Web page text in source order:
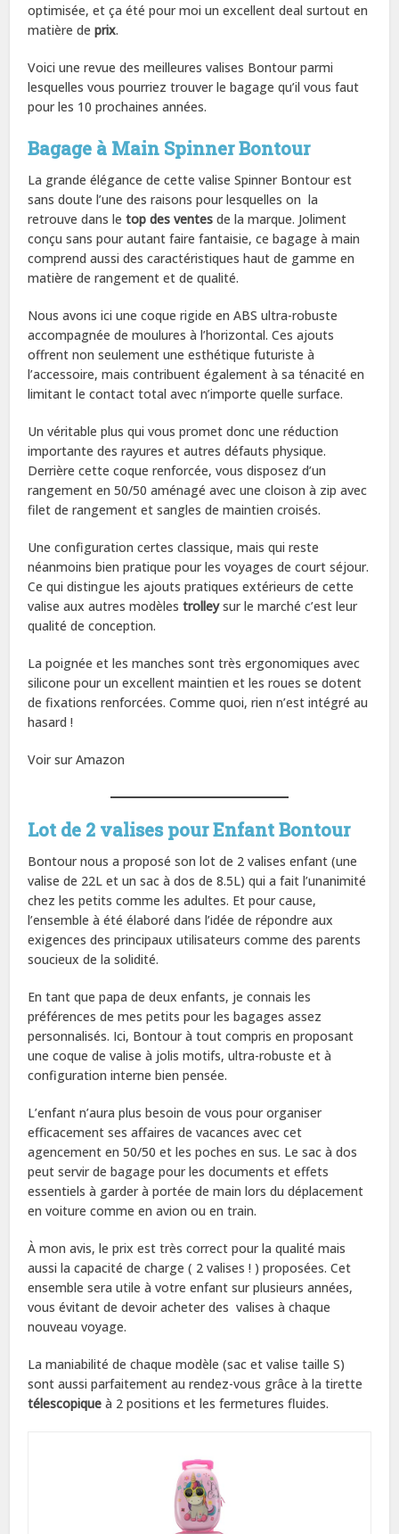
optimisée, et ça été pour moi un excellent deal surtout en
matière deprix.
Voici une revue des meilleures valises Bontour parmi
lesquelles vous pourriez trouver le bagage qu’il vous faut
pour les 10 prochaines années.
Bagage à Main Spinner Bontour
La grande élégance de cette valise Spinner Bontour est
sans doute l’une des raisons pour lesquelles on la
retrouve dans le top des ventes de la marque. Joliment
conçu sans pour autant faire fantaisie, ce bagage à main
comprend aussi des caractéristiques haut de gamme en
matière de rangement et de qualité.
Nous avons ici une coque rigide en ABS ultra-robuste
accompagnée de moulures à l’horizontal. Ces ajouts
offrent non seulement une esthétique futuriste à
l’accessoire, mais contribuent également à sa ténacité en
limitant le contact total avec n’importe quelle surface.
Un véritable plus qui vous promet donc une réduction
importante des rayures et autres défauts physique.
Derrière cette coque renforcée, vous disposez d’un
rangement en 50/50 aménagé avec une cloison à zip avec
filet de rangement et sangles de maintien croisés.
Une configuration certes classique, mais qui reste
néanmoins bien pratique pour les voyages de court séjour.
Ce qui distingue les ajouts pratiques extérieurs de cette
valise aux autres modèlestrolleysur le marché c’est leur
qualité de conception.
La poignée et les manches sont très ergonomiques avec
silicone pour un excellent maintien et les roues se dotent
de fixations renforcées. Comme quoi, rien n’est intégré au
hasard !
Voir sur Amazon
Lot de 2 valises pour Enfant Bontour
Bontour nous a proposé son lot de 2 valises enfant (une
valise de 22L et un sac à dos de 8.5L) qui a fait l’unanimité
chez les petits comme les adultes. Et pour cause,
l’ensemble à été élaboré dans l’idée de répondre aux
exigences des principaux utilisateurs comme des parents
soucieux de la solidité.
En tant que papa de deux enfants, je connais les
préférences de mes petits pour les bagages assez
personnalisés. Ici, Bontour à tout compris en proposant
une coque de valise à jolis motifs, ultra-robuste et à
configuration interne bien pensée.
L’enfant n’aura plus besoin de vous pour organiser
efficacement ses affaires de vacances avec cet
agencement en 50/50 et les poches en sus. Le sac à dos
peut servir de bagage pour les documents et effets
essentiels à garder à portée de main lors du déplacement
en voiture comme en avion ou en train.
À mon avis, le prix est très correct pour la qualité mais
aussi la capacité de charge ( 2 valises ! ) proposées. Cet
ensemble sera utile à votre enfant sur plusieurs années,
vous évitant de devoir acheter des valises à chaque
nouveau voyage.
La maniabilité de chaque modèle (sac et valise taille S)
sont aussi parfaitement au rendez-vous grâce à la tirette
télescopique à 2 positions et les fermetures fluides.